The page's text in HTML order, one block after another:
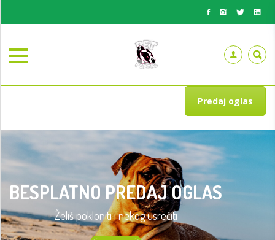
Predaj oglas
BESPLATNO PREDAJ OGLAS
Želiš pokloniti i nekog usrećiti